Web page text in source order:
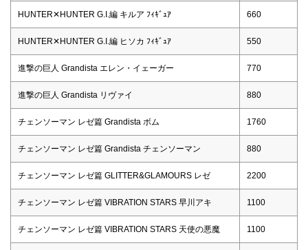
HUNTER✕HUNTER G.I.編 キルア ﾌｨｷﾞｭｱ 660
HUNTER✕HUNTER G.I.編 ヒソカ ﾌｨｷﾞｭｱ 550
進撃の巨人 Grandista エレン・イェーガー 770
進撃の巨人 Grandista リヴァイ 880
チェンソーマン レゼ篇 Grandista ボム 1760
チェンソーマン レゼ篇 Grandista チェンソーマン 880
チェンソーマン レゼ篇 GLITTER&GLAMOURS レゼ 2200
チェンソーマン レゼ篇 VIBRATION STARS 早川アキ 1100
チェンソーマン レゼ篇 VIBRATION STARS 天使の悪魔 1100